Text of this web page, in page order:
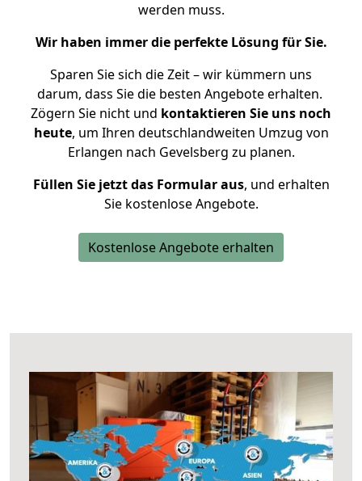
werden muss.
Wir haben immer die perfekte Lösung für Sie.
Sparen Sie sich die Zeit – wir kümmern uns
darum, dass Sie die besten Angebote erhalten.
Zögern Sie nicht und kontaktieren Sie uns noch
heute, um Ihren deutschlandweiten Umzug von
Erlangen nach Gevelsberg zu planen.
Füllen Sie jetzt das Formular aus, und erhalten
Sie kostenlose Angebote.
Kostenlose Angebote erhalten